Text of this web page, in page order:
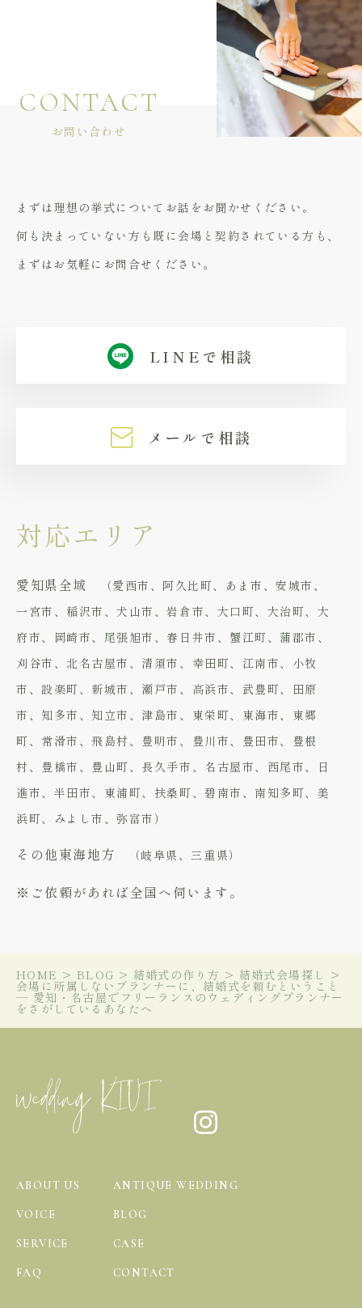
CONTACT
お問い合わせ
まずは理想の挙式についてお話をお聞かせください。
何も決まっていない方も既に会場と契約されている方も、
まずはお気軽にお問合せください。
LINEで相談
メールで相談
対応エリア
愛知県全域
（愛西市、阿久比町、あま市、安城市、
一宮市、稲沢市、犬山市、岩倉市、大口町、大治町、大
府市、岡崎市、尾張旭市、春日井市、蟹江町、蒲郡市、
刈谷市、北名古屋市、清須市、幸田町、江南市、小牧
市、設楽町、新城市、瀬戸市、高浜市、武豊町、田原
市、知多市、知立市、津島市、東栄町、東海市、東郷
町、常滑市、飛島村、豊明市、豊川市、豊田市、豊根
村、豊橋市、豊山町、長久手市、名古屋市、西尾市、日
進市、半田市、東浦町、扶桑町、碧南市、南知多町、美
浜町、みよし市、弥富市）
その他東海地方 （岐阜県、三重県）
※ご依頼があれば全国へ伺います。
HOME > BLOG > 結婚式の作り方 > 結婚式会場探し >
会場に所属しないプランナーに、結婚式を頼むということ
― 愛知・名古屋でフリーランスのウェディングプランナー
をさがしているあなたへ
ABOUT US ANTIQUE WEDDING
VOICE BLOG
SERVICE CASE
FAQ CONTACT